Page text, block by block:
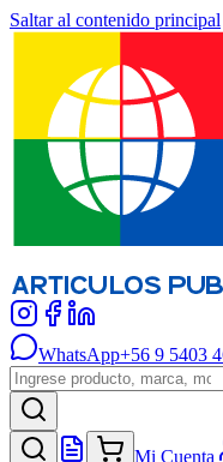
Saltar al contenido principal
WhatsApp+56 9 5403
Mi Cuenta